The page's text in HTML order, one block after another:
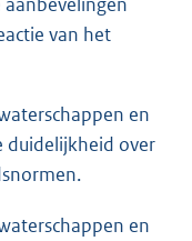
van het
en
duidelijkheid over
en